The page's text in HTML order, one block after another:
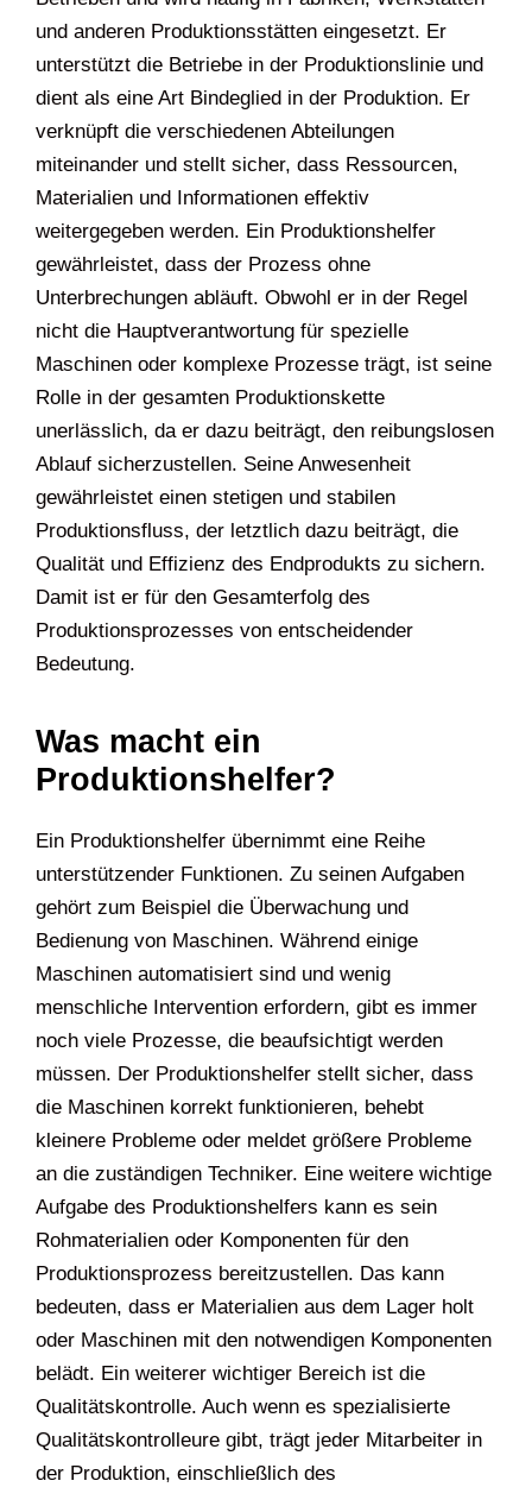
und anderen Produktionsstätten eingesetzt. Er
unterstützt die Betriebe in der Produktionslinie und
dient als eine Art Bindeglied in der Produktion. Er
verknüpft die verschiedenen Abteilungen
miteinander und stellt sicher, dass Ressourcen,
Materialien und Informationen effektiv
weitergegeben werden. Ein Produktionshelfer
gewährleistet, dass der Prozess ohne
Unterbrechungen abläuft. Obwohl er in der Regel
nicht die Hauptverantwortung für spezielle
Maschinen oder komplexe Prozesse trägt, ist seine
Rolle in der gesamten Produktionskette
unerlässlich, da er dazu beiträgt, den reibungslosen
Ablauf sicherzustellen. Seine Anwesenheit
gewährleistet einen stetigen und stabilen
Produktionsfluss, der letztlich dazu beiträgt, die
Qualität und Effizienz des Endprodukts zu sichern.
Damit ist er für den Gesamterfolg des
Produktionsprozesses von entscheidender
Bedeutung.
Was macht ein
Produktionshelfer?
Ein Produktionshelfer übernimmt eine Reihe
unterstützender Funktionen. Zu seinen Aufgaben
gehört zum Beispiel die Überwachung und
Bedienung von Maschinen. Während einige
Maschinen automatisiert sind und wenig
menschliche Intervention erfordern, gibt es immer
noch viele Prozesse, die beaufsichtigt werden
müssen. Der Produktionshelfer stellt sicher, dass
die Maschinen korrekt funktionieren, behebt
kleinere Probleme oder meldet größere Probleme
an die zuständigen Techniker. Eine weitere wichtige
Aufgabe des Produktionshelfers kann es sein
Rohmaterialien oder Komponenten für den
Produktionsprozess bereitzustellen. Das kann
bedeuten, dass er Materialien aus dem Lager holt
oder Maschinen mit den notwendigen Komponenten
belädt. Ein weiterer wichtiger Bereich ist die
Qualitätskontrolle. Auch wenn es spezialisierte
Qualitätskontrolleure gibt, trägt jeder Mitarbeiter in
der Produktion, einschließlich des